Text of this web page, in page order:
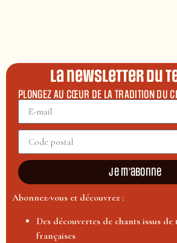
La newsletter du
PLONGEZ AU CŒUR DE LA TRADITION DU
Je m'abonne
Abonnez-vous et découvrez :
Des découvertes de chants issus
françaises